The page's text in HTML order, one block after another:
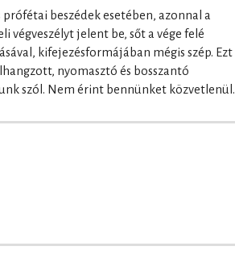
beszédek esetében, azonnal a
végveszélyt jelent be, sőt a vége felé
kifejezésformájában mégis szép. Ezt
nyomasztó és bosszantó
szól. Nem érint bennünket közvetlenül.